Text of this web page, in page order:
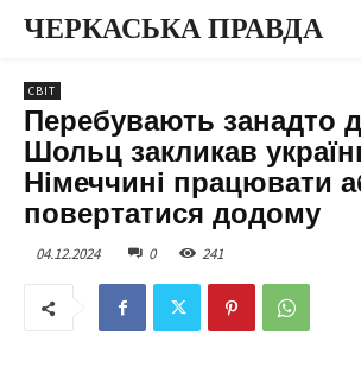
ЧЕРКАСЬКА ПРАВДА
СВІТ
Перебувають занадто
Шольц закликав
Німеччині працювати
повертатися додому
04.12.2024 0 241